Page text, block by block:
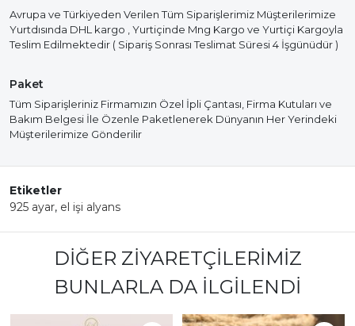
Avrupa ve Türkiyeden Verilen Tüm Siparişlerimiz Müşterilerimize
Yurtdısında DHL kargo , Yurtiçinde Mng Kargo ve Yurtiçi Kargoyla
Teslim Edilmektedir ( Sipariş Sonrası Teslimat Süresi 4 İşgünüdür )
Paket
Tüm Siparişleriniz Firmamızın Özel İpli Çantası, Firma Kutuları ve
Bakım Belgesi İle Özenle Paketlenerek Dünyanın Her Yerindeki
Müşterilerimize Gönderilir
Etiketler
925 ayar, el işi alyans
DIĞER ZIYARETÇILERIMIZ
BUNLARLA DA İLGILENDI